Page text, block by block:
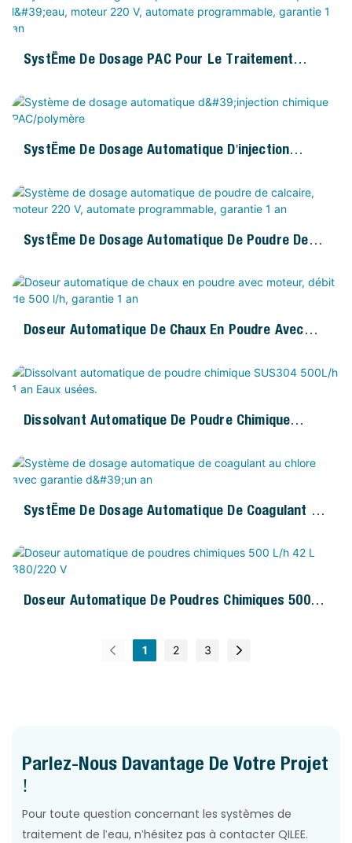
Système De Dosage PAC Pour Le Traitement
Programmable, Garantie 1 An
Système De Dosage Automatique D'injection
Système De Dosage Automatique De Poudre De
Garantie 1 An
Doseur Automatique De Chaux En Poudre Avec
Dissolvant Automatique De Poudre Chimique
Système De Dosage Automatique De Coagulant Au
Doseur Automatique De Poudres Chimiques 500
1 2 3
Parlez-Nous Davantage De Votre Projet
!
Pour toute question concernant les systèmes de
traitement de l'eau, n'hésitez pas à contacter QILEE.